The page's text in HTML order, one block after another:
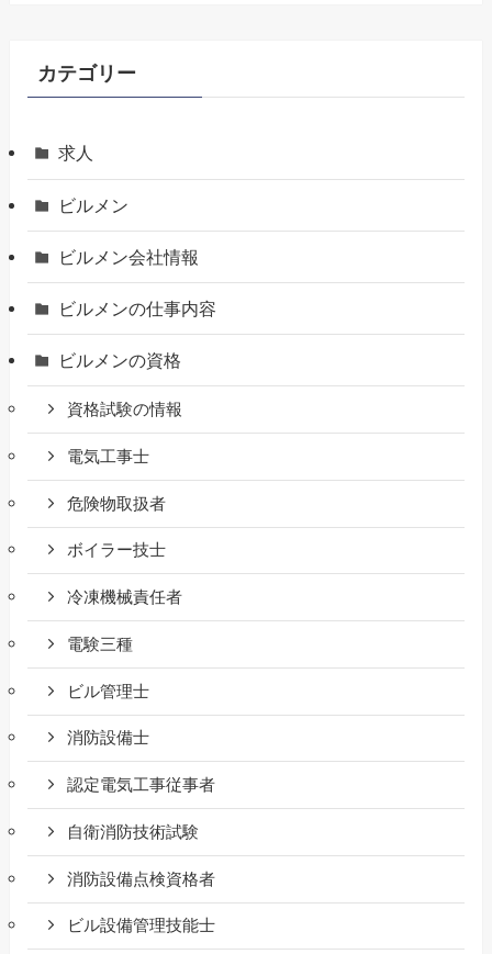
カテゴリー
求人
ビルメン
ビルメン会社情報
ビルメンの仕事内容
ビルメンの資格
資格試験の情報
電気工事士
危険物取扱者
ボイラー技士
冷凍機械責任者
電験三種
ビル管理士
消防設備士
認定電気工事従事者
自衛消防技術試験
消防設備点検資格者
ビル設備管理技能士